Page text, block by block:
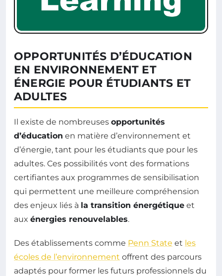
OPPORTUNITÉS D’ÉDUCATION
EN ENVIRONNEMENT ET
ÉNERGIE POUR ÉTUDIANTS ET
ADULTES
Il existe de nombreuses opportunités
d’éducation en matière d’environnement et
d’énergie, tant pour les étudiants que pour les
adultes. Ces possibilités vont des formations
certifiantes aux programmes de sensibilisation
qui permettent une meilleure compréhension
des enjeux liés à la transition énergétique et
aux énergies renouvelables.
Des établissements comme Penn State et les
écoles de l’environnement offrent des parcours
adaptés pour former les futurs professionnels du